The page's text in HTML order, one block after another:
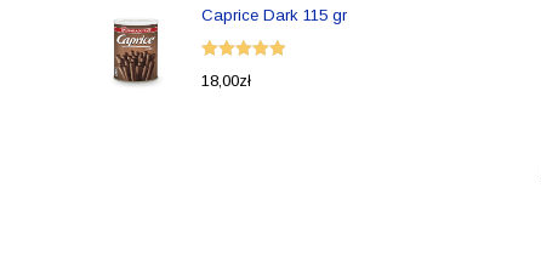
Caprice Dark 115 gr
Oceniono
18,00zł